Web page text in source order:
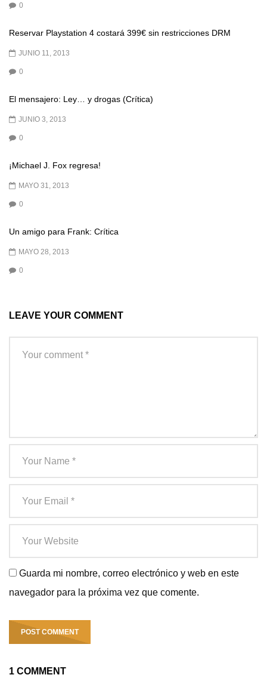
0
Reservar Playstation 4 costará 399€ sin restricciones DRM
JUNIO 11, 2013
0
El mensajero: Ley… y drogas (Crítica)
JUNIO 3, 2013
0
¡Michael J. Fox regresa!
MAYO 31, 2013
0
Un amigo para Frank: Crítica
MAYO 28, 2013
0
LEAVE YOUR COMMENT
Guarda mi nombre, correo electrónico y web en este
navegador para la próxima vez que comente.
1 COMMENT